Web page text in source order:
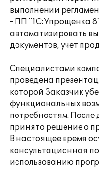
выполнении
- ПП "1С:Упрощенка 8"
автоматизировать
документов, учет
Специалистами
проведена
которой Заказчик
функциональных
потребностям.
принято решение о
В настоящее время
консультационная
использованию